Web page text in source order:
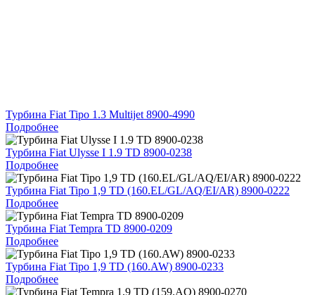
Турбина Fiat Tipo 1.3 Multijet 8900-4990
Подробнее
Турбина Fiat Ulysse I 1.9 TD 8900-0238
Подробнее
Турбина Fiat Tipo 1,9 TD (160.EL/GL/AQ/EI/AR) 8900-0222
Подробнее
Турбина Fiat Tempra TD 8900-0209
Подробнее
Турбина Fiat Tipo 1,9 TD (160.AW) 8900-0233
Подробнее